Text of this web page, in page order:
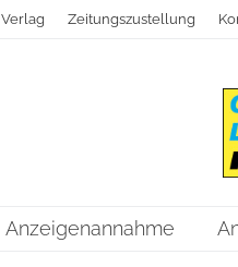
Verlag Zeitungszustellung
Anzeigenannahme